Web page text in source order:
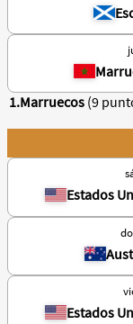
1.Marruecos (9
Estados
Estados